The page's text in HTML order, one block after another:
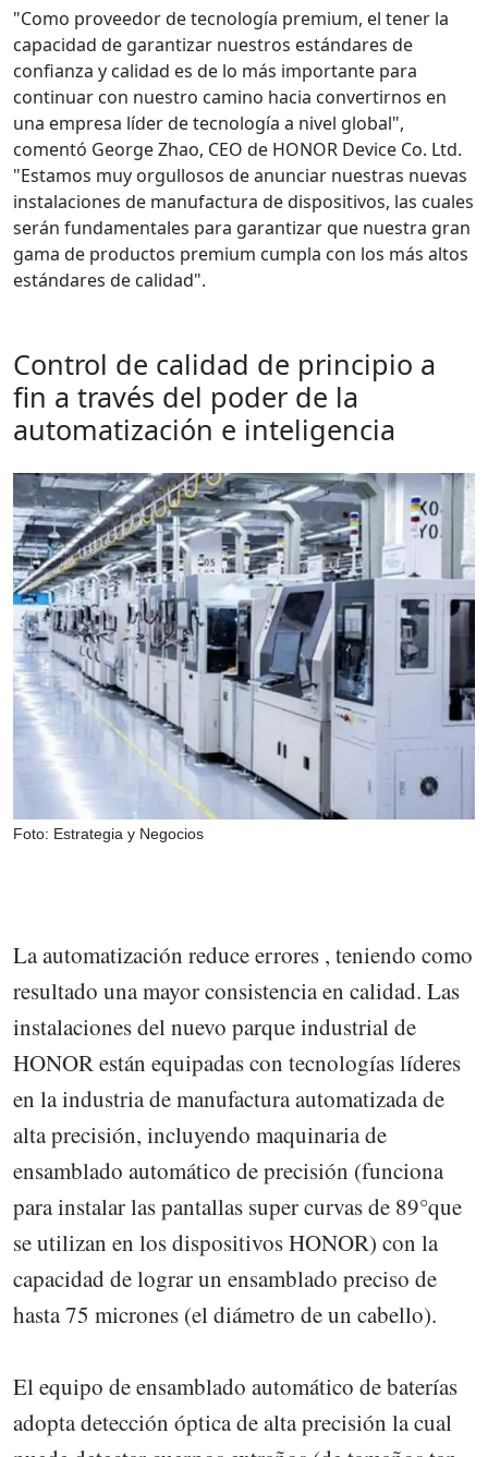
"Como proveedor de tecnología premium, el tener la
capacidad de garantizar nuestros estándares de
confianza y calidad es de lo más importante para
continuar con nuestro camino hacia convertirnos en
una empresa líder de tecnología a nivel global",
comentó George Zhao, CEO de HONOR Device Co. Ltd.
"Estamos muy orgullosos de anunciar nuestras nuevas
instalaciones de manufactura de dispositivos, las cuales
serán fundamentales para garantizar que nuestra gran
gama de productos premium cumpla con los más altos
estándares de calidad".
Control de calidad de principio a
fin a través del poder de la
automatización e inteligencia
Foto: Estrategia y Negocios
La automatización reduce errores , teniendo como
resultado una mayor consistencia en calidad. Las
instalaciones del nuevo parque industrial de
HONOR están equipadas con tecnologías líderes
en la industria de manufactura automatizada de
alta precisión, incluyendo maquinaria de
ensamblado automático de precisión (funciona
para instalar las pantallas super curvas de 89°que
se utilizan en los dispositivos HONOR) con la
capacidad de lograr un ensamblado preciso de
hasta 75 micrones (el diámetro de un cabello).
El equipo de ensamblado automático de baterías
adopta detección óptica de alta precisión la cual